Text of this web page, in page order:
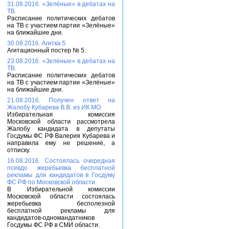
31.08.2016. «Зелёные» в дебатах на
ТВ.
Расписание политических дебатов
на ТВ с участием партии «Зелёные»
на ближайшие дни.
30.08.2016. Агитка 5
Агитационный постер № 5.
23.08.2016. «Зелёные» в дебатах на
ТВ.
Расписание политических дебатов
на ТВ с участием партии «Зелёные»
на ближайшие дни.
21.08.2016. Получен ответ на
Жалобу Кубарева В.В. из ИК МО.
Избирательная комиссия
Московской области рассмотрела
Жалобу кандидата в депутаты
Госдумы ФС РФ Валерия Кубарева и
направила ему не решение, а
отписку.
16.08.2016. Состоялась очередная
псевдо жеребьевка бесплатной
рекламы для кандидатов в Госдуму
ФС РФ по Московской области.
В Избирательной комиссии
Московской области состоялась
жеребьевка бесполезной
бесплатной рекламы для
кандидатов-одномандатников
Госдумы ФС РФ в СМИ области.